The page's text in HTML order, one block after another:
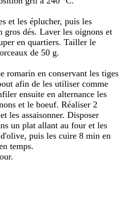
et les éplucher, puis les
gros dés. Laver les oignons et
en quartiers. Tailler le
de 50 g.
romarin en conservant les tiges
afin de les utiliser comme
ensuite en alternance les
et le boeuf. Réaliser 2
les assaisonner. Disposer
un plat allant au four et les
puis les cuire 8 min en
temps.